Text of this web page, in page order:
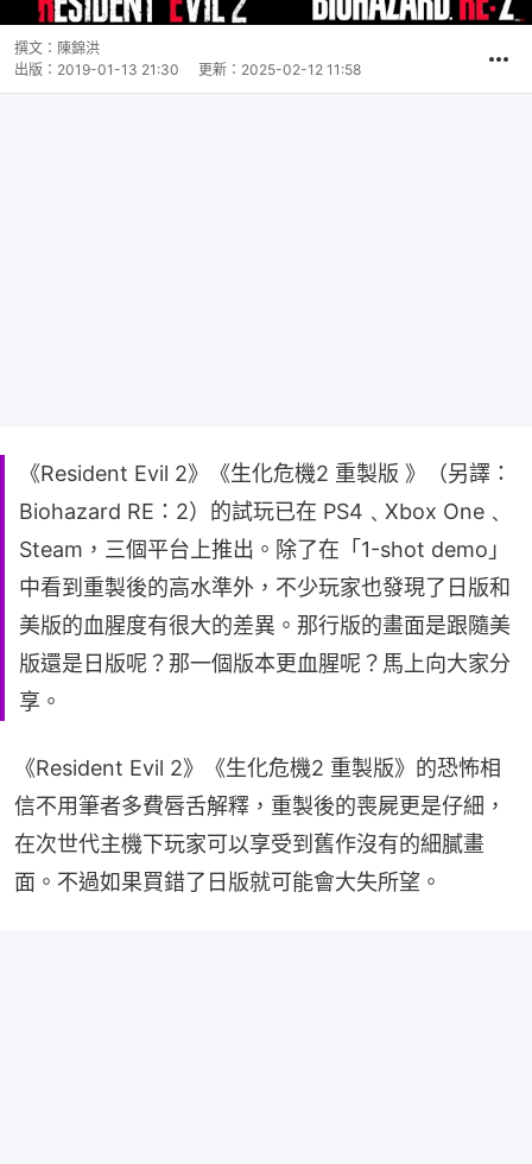
撰文： 陳錦洪
出版： 2019-01-13 21:30 更新： 2025-02-12 11:58
《Resident Evil 2》《生化危機2 重製版 》（另譯：
Biohazard RE：2）的試玩已在 PS4﹑Xbox One﹑
Steam，三個平台上推出。除了在「1-shot demo」
中看到重製後的高水準外，不少玩家也發現了日版和
美版的血腥度有很大的差異。那行版的畫面是跟隨美
版還是日版呢？那一個版本更血腥呢？馬上向大家分
享。
《Resident Evil 2》《生化危機2 重製版》的恐怖相
信不用筆者多費唇舌解釋，重製後的喪屍更是仔細，
在次世代主機下玩家可以享受到舊作沒有的細膩畫
面。不過如果買錯了日版就可能會大失所望。